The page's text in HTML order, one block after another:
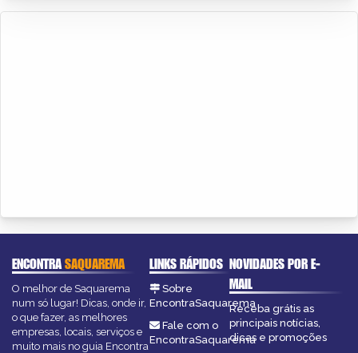
ENCONTRASAQUAREMA
O melhor de Saquarema
num só lugar! Dicas, onde ir,
o que fazer, as melhores
empresas, locais, serviços e
muito mais no guia Encontra
LINKS RÁPIDOS
Sobre
EncontraSaquarema
Fale com o
EncontraSaquarema
NOVIDADES POR E-
MAIL
Receba grátis as
principais notícias,
dicas e promoções